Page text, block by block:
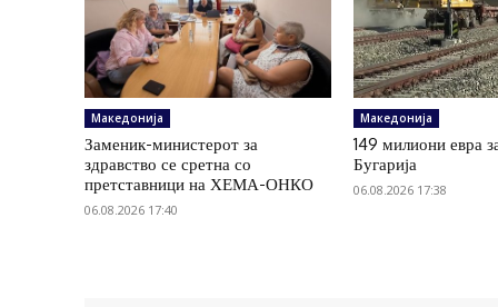
Македонија
Заменик-министерот за
здравство се сретна со
претставници на ХЕМА-ОНКО
06.08.2026 17:40
Македонија
149 милиони евра
Бугарија
06.08.2026 17:38